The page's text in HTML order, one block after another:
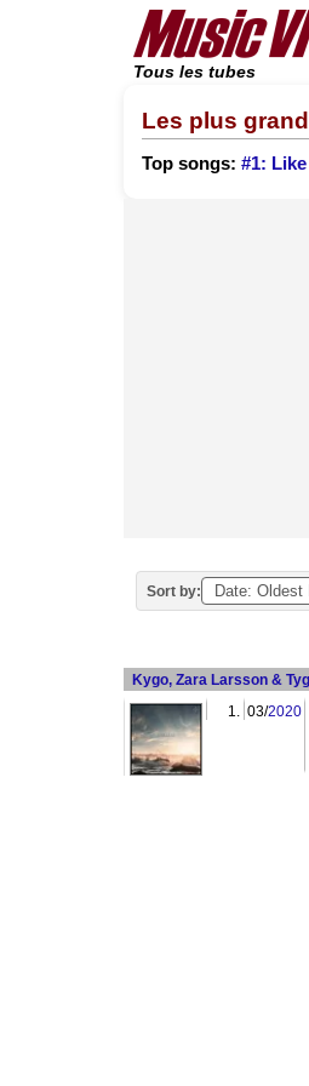
Tous les tubes
Les plus
Top songs: #1:
Sort by:
Kygo, Zara Larsson &
1. 03/2020